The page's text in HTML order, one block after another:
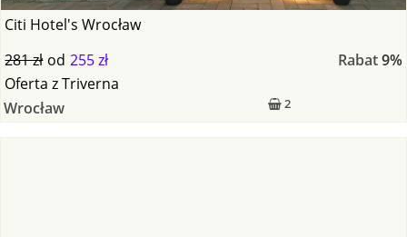
Citi Hotel's Wrocław
281 zł od 255 zł Rabat9%
2
Oferta zTriverna
Wrocław